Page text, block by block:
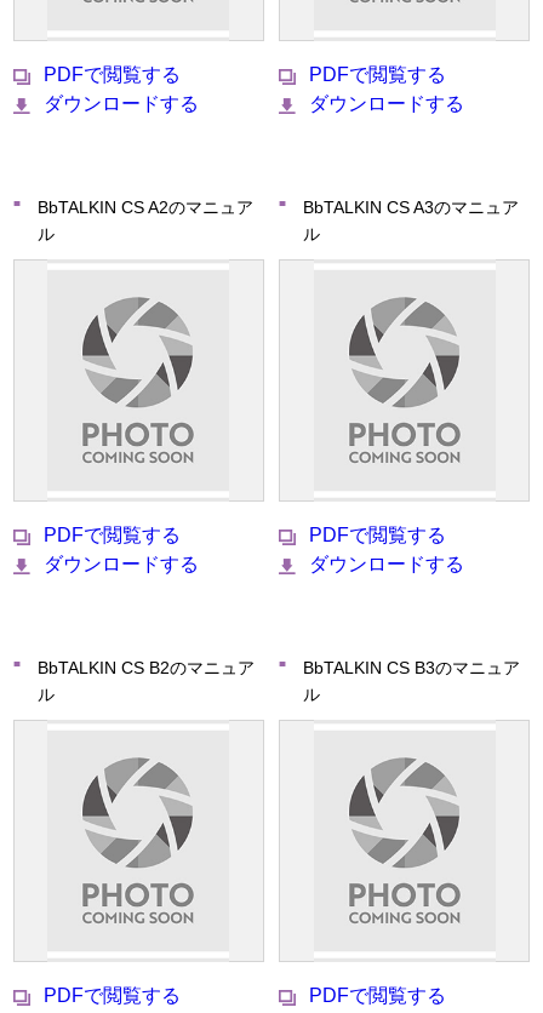
PDFで閲覧する
ダウンロードする
PDFで閲覧する
ダウンロードする
BbTALKIN CS A2のマニュア
ル
PDFで閲覧する
ダウンロードする
BbTALKIN CS A3のマニュア
ル
PDFで閲覧する
ダウンロードする
BbTALKIN CS B2のマニュア
ル
PDFで閲覧する
BbTALKIN CS B3のマニュア
ル
PDFで閲覧する